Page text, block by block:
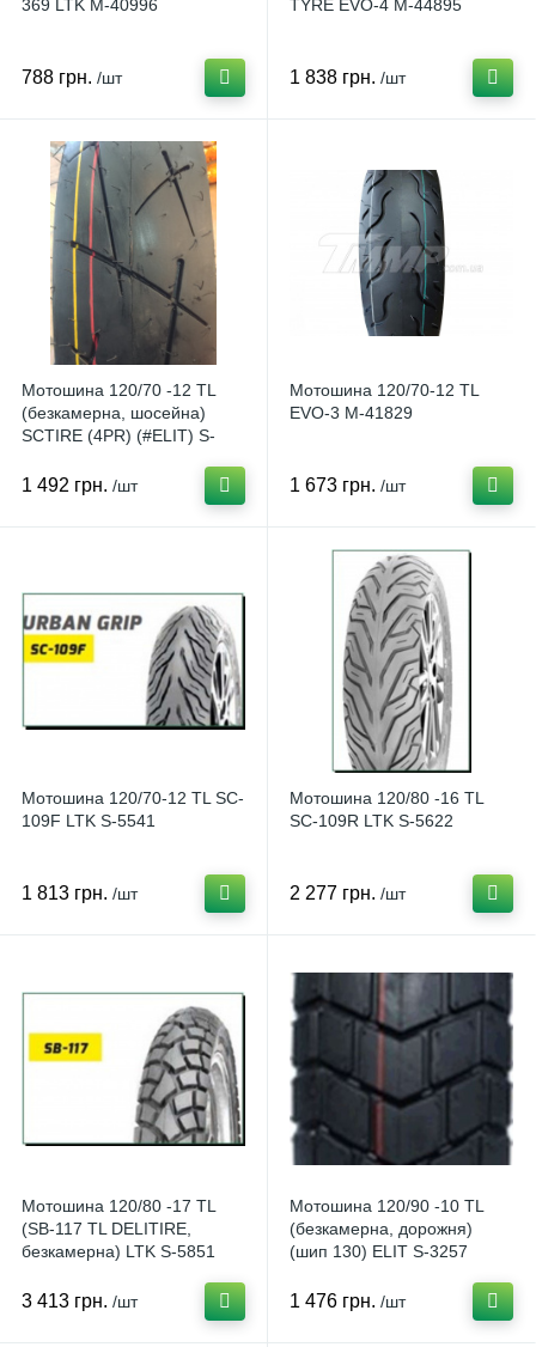
369 LTK M-40996
788 грн. /шт
TYRE EVO-4 M-44895
1 838 грн. /шт
Мотошина 120/70 -12 ТL
(безкамерна, шосейна)
SCTIRE (4PR) (#ELIT) S-
1 492 грн. /шт
Мотошина 120/70-12 TL
EVO-3 M-41829
1 673 грн. /шт
Мотошина 120/70-12 TL SC-
109F LTK S-5541
1 813 грн. /шт
Мотошина 120/80 -16 TL
SC-109R LTK S-5622
2 277 грн. /шт
Мотошина 120/80 -17 TL
(SB-117 TL DELITIRE,
безкамерна) LTK S-5851
3 413 грн. /шт
Мотошина 120/90 -10 TL
(безкамерна, дорожня)
(шип 130) ELIT S-3257
1 476 грн. /шт